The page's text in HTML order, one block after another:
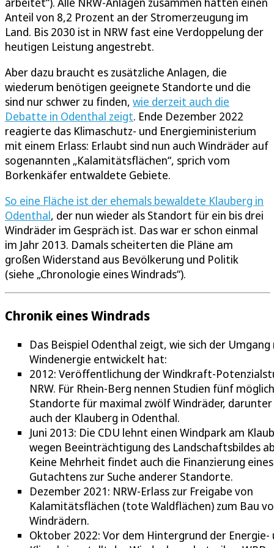
Anteil von 8,2 Prozent an der Stromerzeugung im
Land. Bis 2030 ist in NRW fast eine Verdoppelung der
heutigen Leistung angestrebt.
Aber dazu braucht es zusätzliche Anlagen, die
wiederum benötigen geeignete Standorte und die
sind nur schwer zu finden, wie derzeit auch die
Debatte in Odenthal zeigt. Ende Dezember 2022
reagierte das Klimaschutz- und Energieministerium
mit einem Erlass: Erlaubt sind nun auch Windräder auf
sogenannten „Kalamitätsflächen“, sprich vom
Borkenkäfer entwaldete Gebiete.
So eine Fläche ist der ehemals bewaldete Klauberg in
Odenthal, der nun wieder als Standort für ein bis drei
Windräder im Gespräch ist. Das war er schon einmal
im Jahr 2013. Damals scheiterten die Pläne am
großen Widerstand aus Bevölkerung und Politik
(siehe „Chronologie eines Windrads“).
Chronik eines Windrads
Das Beispiel Odenthal zeigt, wie sich der
Windenergie entwickelt hat:
2012: Veröffentlichung der Windkraft-
NRW. Für Rhein-Berg nennen Studien fünf
Standorte für maximal zwölf Windräder, darunter
auch der Klauberg in Odenthal.
Juni 2013: Die CDU lehnt einen Windpark am
wegen Beeinträchtigung des Landschaftsbildes
Keine Mehrheit findet auch die Finanzierung eines
Gutachtens zur Suche anderer Standorte.
Dezember 2021: NRW-Erlass zur Freigabe von
Kalamitätsflächen (tote Waldflächen) zum Bau
Windrädern.
Oktober 2022: Vor dem Hintergrund der Energie-